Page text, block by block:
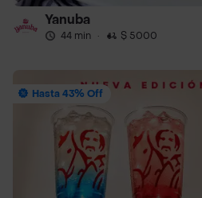
Yanuba
44 min · $ 5000
Hasta 43% Off